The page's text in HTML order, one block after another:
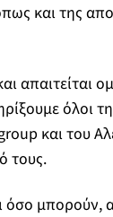
και της
απαιτείται
όλοι
και του
τους.
όσο